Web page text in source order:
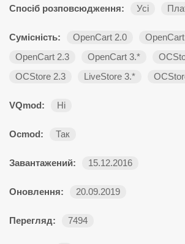
Спосіб розповсюдження: Усі
Сумісність: OpenCart 2.0
OpenCart 2.3
OpenCart 3.*
OCStore 2.3
LiveStore 3.*
VQmod: Ні
Ocmod: Так
Завантажений: 15.12.2016
Оновлення: 20.09.2019
Перегляд: 7494